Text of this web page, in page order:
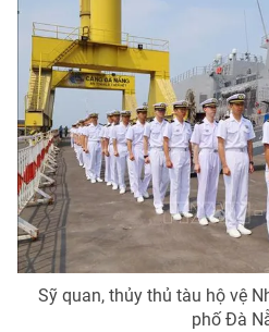
VTV Money
VTV Sức khoẻ
Thị trường 24h
VTV4
VTV9
Sỹ quan, thủy thủ tàu hộ vệ
phố Đà